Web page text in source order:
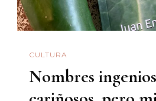
CULTURA
Nombres